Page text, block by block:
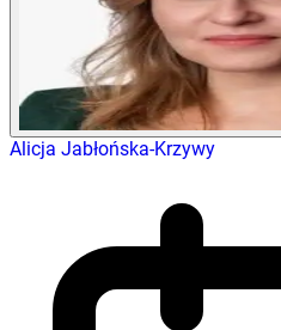
Alicja Jabłońska-Krzywy